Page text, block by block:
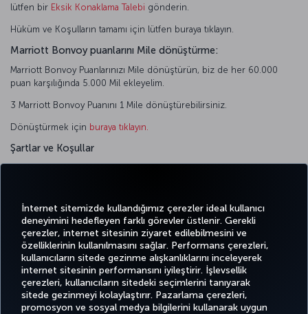
İnternet sitemizde kullandığımız çerezler ideal kullanıcı
deneyimini hedefleyen farklı görevler üstlenir. Gerekli
çerezler, internet sitesinin ziyaret edilebilmesini ve
özelliklerinin kullanılmasını sağlar. Performans çerezleri,
kullanıcıların sitede gezinme alışkanlıklarını inceleyerek
internet sitesinin performansını iyileştirir. İşlevsellik
çerezleri, kullanıcıların sitedeki seçimlerini tanıyarak
sitede gezinmeyi kolaylaştırır. Pazarlama çerezleri,
promosyon ve sosyal medya bilgilerini kullanarak uygun
lütfen bir Eksik Konaklama Talebi gönderin.
Hüküm ve Koşulların tamamı için lütfen buraya tıklayın.
Marriott Bonvoy puanlarını Mile dönüştürme:
Marriott Bonvoy Puanlarınızı Mile dönüştürün, biz de her 60.000
puan karşılığında 5.000 Mil ekleyelim.
3 Marriott Bonvoy Puanını 1 Mile dönüştürebilirsiniz.
Dönüştürmek için buraya tıklayın.
Şartlar ve Koşullar
TwitterFacebook
Instagram
YoutubeLinkedIn
TiktokBlogPinterest
BİLET
AL VE
DENEYİM
FIRSATLAR
VE UÇUŞ
POPÜLER
UÇUŞLAR
YARDIM
AIRLINES